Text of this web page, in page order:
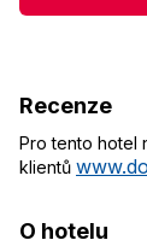
Recenze
Pro tento hotel
klientů
O hotelu